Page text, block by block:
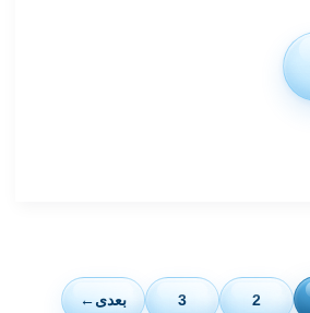
2
3 بعدی←